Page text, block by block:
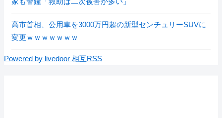
高市首相、公用車を3000万円超の新型センチュリーSUVに
変更ｗｗｗｗｗｗｗ
Powered by livedoor 相互RSS